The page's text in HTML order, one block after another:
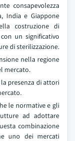
consapevolezza
India e Giappone
costruzione di
un significativo
di sterilizzazione.
nella regione
mercato.
presenza di attori
le normative e gli
ad adottare
combinazione
uno dei mercati